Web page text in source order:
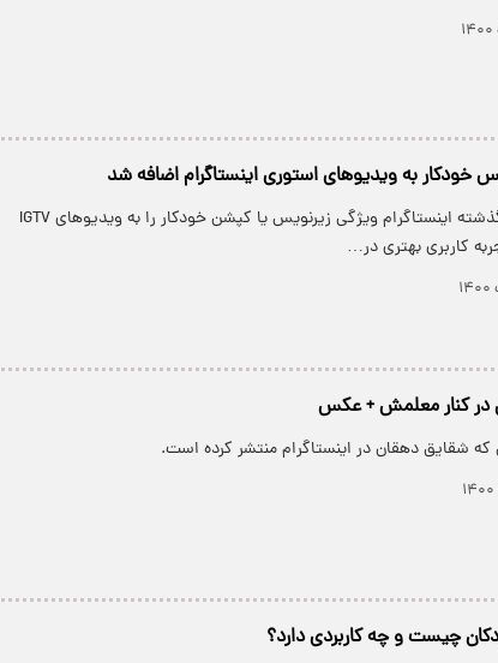
خودکار به ویدیوهای استوری اینستاگرام اضافه شد
پارسینه: سال گذشته اینستاگرام ویژگی زیرنویس یا کپشن خودکار را به ویدیوهای IGTV
کاربری بهتری در…
در کنار معلمش + عکس
شقایق دهقان در اینستاگرام منتشر کرده است.
چیست و چه کاربردی دارد؟